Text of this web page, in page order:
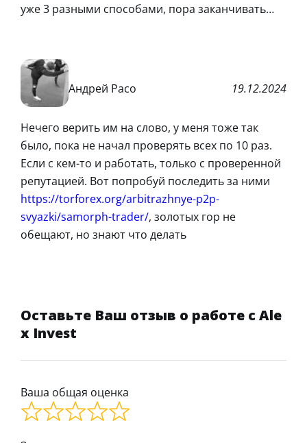
уже 3 разными способами, пора заканчивать…
Андрей Расо 19.12.2024
Нечего верить им на слово, у меня тоже так
было, пока не начал проверять всех по 10 раз.
Если с кем-то и работать, только с проверенной
репутацией. Вот попробуй последить за ними
https://torforex.org/arbitrazhnye-p2p-
svyazki/samorph-trader/, золотых гор не
обещают, но знают что делать
Оставьте Ваш отзыв о работе с Ale
x Invest
Ваша общая оценка